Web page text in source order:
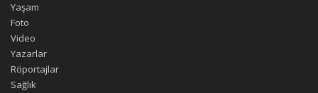
Yaşam
Foto
Video
Yazarlar
Röportajlar
Sağlık